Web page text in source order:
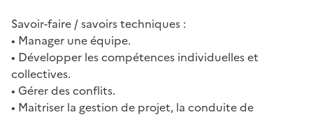
Savoir-faire / savoirs techniques :
• Manager une équipe.
• Développer les compétences individuelles et
collectives.
• Gérer des conflits.
• Maitriser la gestion de projet, la conduite de